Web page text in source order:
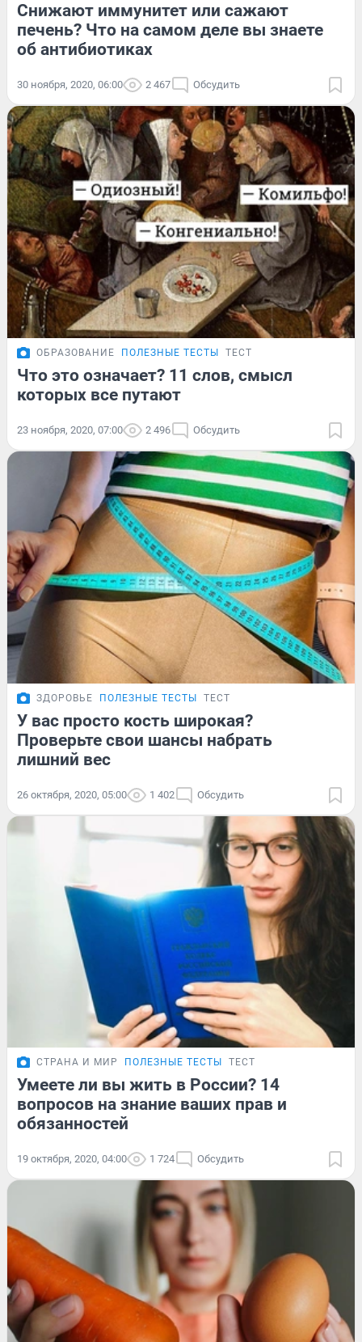
Снижают иммунитет или сажают
печень? Что на самом деле вы знаете
об антибиотиках
30 ноября, 2020, 06:00 2 467 Обсудить
ОБРАЗОВАНИЕ ПОЛЕЗНЫЕ ТЕСТЫ ТЕСТ
Что это означает? 11 слов, смысл
которых все путают
23 ноября, 2020, 07:00 2 496 Обсудить
ЗДОРОВЬЕ ПОЛЕЗНЫЕ ТЕСТЫ ТЕСТ
У вас просто кость широкая?
Проверьте свои шансы набрать
лишний вес
26 октября, 2020, 05:00 1 402 Обсудить
СТРАНА И МИР ПОЛЕЗНЫЕ ТЕСТЫ ТЕСТ
Умеете ли вы жить в России? 14
вопросов на знание ваших прав и
обязанностей
19 октября, 2020, 04:00 1 724 Обсудить